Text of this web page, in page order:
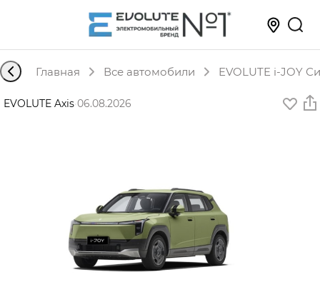
Главная Все автомобили EVOLUTE i-JOY
EVOLUTE Axis·06.08.2026